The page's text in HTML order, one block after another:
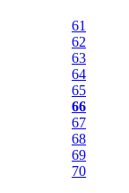
61
62
63
64
65
66
67
68
69
70